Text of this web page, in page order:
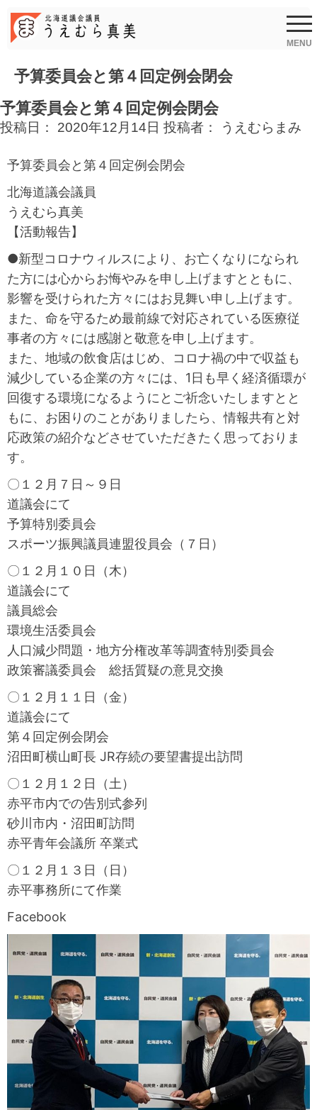
content
MENU
予算委員会と第４回定例会閉会
予算委員会と第４回定例会閉会
投稿日： 2020年12月14日 投稿者： うえむらまみ
予算委員会と第４回定例会閉会
北海道議会議員
うえむら真美
【活動報告】
●新型コロナウィルスにより、お亡くなりになられ
た方には心からお悔やみを申し上げますとともに、
影響を受けられた方々にはお見舞い申し上げます。
また、命を守るため最前線で対応されている医療従
事者の方々には感謝と敬意を申し上げます。
また、地域の飲食店はじめ、コロナ禍の中で収益も
減少している企業の方々には、1日も早く経済循環が
回復する環境になるようにとご祈念いたしますとと
もに、お困りのことがありましたら、情報共有と対
応政策の紹介などさせていただきたく思っておりま
す。
〇１２月７日～９日
道議会にて
予算特別委員会
スポーツ振興議員連盟役員会（７日）
〇１２月１０日（木）
道議会にて
議員総会
環境生活委員会
人口減少問題・地方分権改革等調査特別委員会
政策審議委員会 総括質疑の意見交換
〇１２月１１日（金）
道議会にて
第４回定例会閉会
沼田町横山町長 JR存続の要望書提出訪問
〇１２月１２日（土）
赤平市内での告別式参列
砂川市内・沼田町訪問
赤平青年会議所 卒業式
〇１２月１３日（日）
赤平事務所にて作業
Facebook